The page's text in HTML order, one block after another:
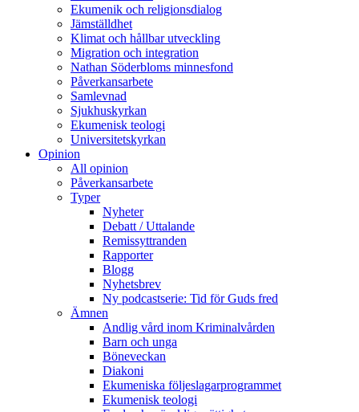
Ekumenik och religionsdialog
Jämställdhet
Klimat och hållbar utveckling
Migration och integration
Nathan Söderbloms minnesfond
Påverkansarbete
Samlevnad
Sjukhuskyrkan
Ekumenisk teologi
Universitetskyrkan
Opinion
All opinion
Påverkansarbete
Typer
Nyheter
Debatt / Uttalande
Remissyttranden
Rapporter
Blogg
Nyhetsbrev
Ny podcastserie: Tid för Guds fred
Ämnen
Andlig vård inom Kriminalvården
Barn och unga
Böneveckan
Diakoni
Ekumeniska följeslagarprogrammet
Ekumenisk teologi